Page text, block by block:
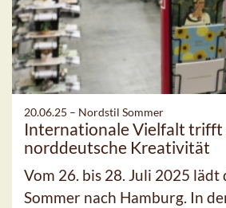
20.06.25 – Nordstil Sommer
Internationale Vielfalt trifft
norddeutsche Kreativität
Vom 26. bis 28. Juli 2025
Sommer nach Hamburg. In